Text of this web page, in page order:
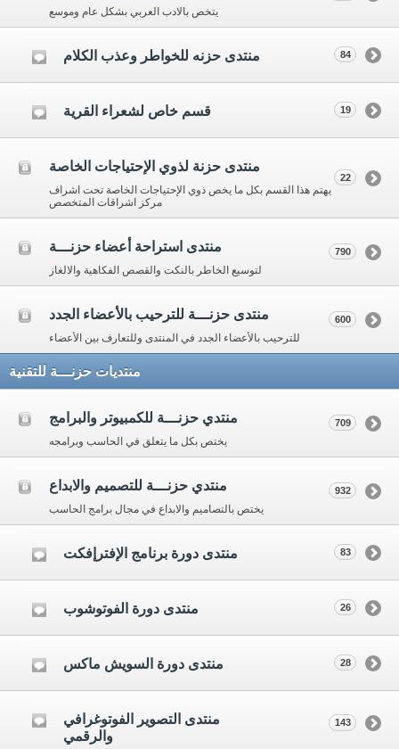
يتخص بالادب العربي بشكل عام وموسع
منتدى حزنه للخواطر وعذب الكلام 84
قسم خاص لشعراء القرية 19
منتدى حزنة لذوي الإحتياجات الخاصة
يهتم هذا القسم بكل ما يخص ذوي الإحتياجات الخاصة تحت اشراف
مركز اشراقات المتخصص
22
منتدى استراحة أعضاء حزنـــة
لتوسيع الخاطر بالنكت والقصص الفكاهية والالغاز
790
منتدى حزنـــة للترحيب بالأعضاء الجدد
للترحيب بالأعضاء الجدد في المنتدى وللتعارف بين الأعضاء
600
منتديات حزنـــة للتقنية
منتدي حزنـــة للكمبيوتر والبرامج
يختص بكل ما يتعلق في الحاسب وبرامجه
709
منتدي حزنـــة للتصميم والابداع
يختص بالتصاميم والابداع في مجال برامج الحاسب
932
منتدى دورة برنامج الإفترإفكت 83
منتدى دورة الفوتوشوب 26
منتدى دورة السويش ماكس 28
منتدى التصوير الفوتوغرافي
والرقمي
143